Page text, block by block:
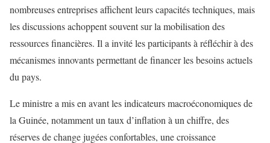
nombreuses entreprises affichent leurs capacités techniques, mais
les discussions achoppent souvent sur la mobilisation des
ressources financières. Il a invité les participants à réfléchir à des
mécanismes innovants permettant de financer les besoins actuels
du pays.
Le ministre a mis en avant les indicateurs macroéconomiques de
la Guinée, notamment un taux d’inflation à un chiffre, des
réserves de change jugées confortables, une croissance